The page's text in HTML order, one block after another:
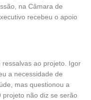
na Câmara de
recebeu o apoio
ao projeto. Igor
a necessidade de
mas questionou a
projeto não diz se serão